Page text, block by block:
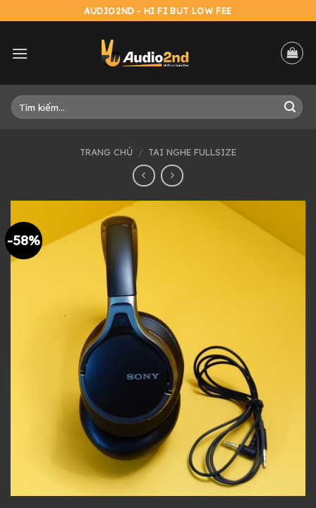
to
AUDIO2ND - HI FI BUT LOW FEE
Tìm
kiếm:
TRANG CHỦ / TAI NGHE FULLSIZE
-58%